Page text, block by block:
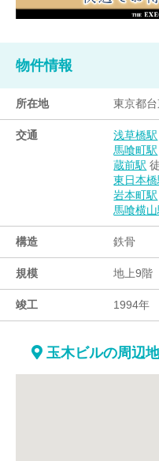
物件情報
所在地 東京都
交通 浅草橋駅
馬喰町駅
蔵前駅
東日本橋
岩本町駅
馬喰横山
構造 鉄骨
規模 地上9階
竣工 1994年
玉木ビルの周辺